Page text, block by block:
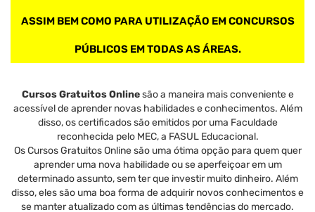
ASSIM BEM COMO PARA UTILIZAÇÃO EM CONCURSOS
PÚBLICOS EM TODAS AS ÁREAS.
Cursos Gratuitos Onlinesão a maneira mais conveniente e
acessível de aprender novas habilidades e conhecimentos. Além
disso, os certificados são emitidos por uma Faculdade
reconhecida pelo MEC, a FASUL Educacional.
Os Cursos Gratuitos Online são uma ótima opção para quem quer
aprender uma nova habilidade ou se aperfeiçoar em um
determinado assunto, sem ter que investir muito dinheiro. Além
disso, eles são uma boa forma de adquirir novos conhecimentos e
se manter atualizado com as últimas tendências do mercado.